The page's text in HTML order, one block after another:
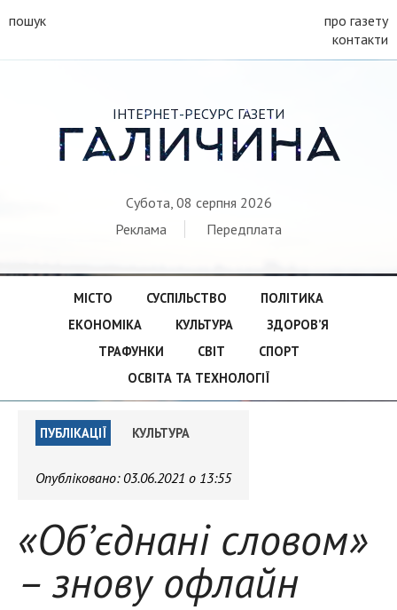
пошук
про газету
контакти
ІНТЕРНЕТ-РЕСУРС ГАЗЕТИ
ГАЛИЧИНА
Субота, 08 серпня 2026
Реклама
Передплата
МІСТО СУСПІЛЬСТВО
ПОЛІТИКА
ЕКОНОМІКА
КУЛЬТУРА
ЗДОРОВ’Я
ТРАФУНКИ
СВІТ
СПОРТ
ОСВІТА ТА ТЕХНОЛОГІЇ
ПУБЛІКАЦІЇ КУЛЬТУРА
Опубліковано: 03.06.2021 о 13:55
«Об’єднані словом»
– знову офлайн